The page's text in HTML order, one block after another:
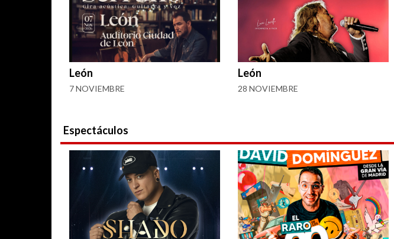
León
7 NOVIEMBRE
León
28 NOVIEMBRE
Espectáculos